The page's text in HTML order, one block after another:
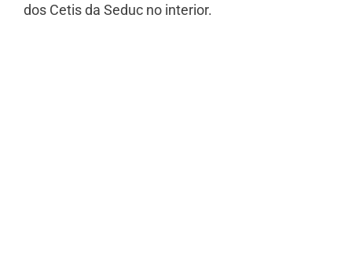
dos Cetis da Seduc no interior.